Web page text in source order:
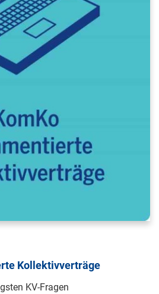
Kollektivverträge
KV-Fragen